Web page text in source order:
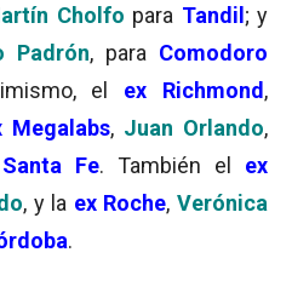
Cholfo para Tandil ; y
Padrón, para Comodoro
el ex Richmond ,
Megalabs, Juan Orlando,
Santa Fe. También el ex
, y la ex Roche,Verónica
.